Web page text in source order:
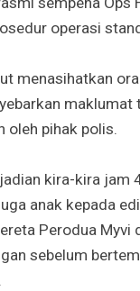
operasi
menasihatkan
oleh pihak polis.
kira-kira jam
anak kepada
Perodua Myvi
sebelum